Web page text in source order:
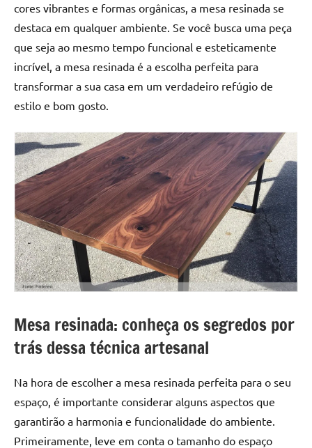
cores vibrantes e formas orgânicas, a mesa resinada se
destaca em qualquer ambiente. Se você busca uma peça
que seja ao mesmo tempo funcional e esteticamente
incrível, a mesa resinada é a escolha perfeita para
transformar a sua casa em um verdadeiro refúgio de
estilo e bom gosto.
Mesa resinada: conheça os segredos por
trás dessa técnica artesanal
Na hora de escolher a mesa resinada perfeita para o seu
espaço, é importante considerar alguns aspectos que
garantirão a harmonia e funcionalidade do ambiente.
Primeiramente, leve em conta o tamanho do espaço